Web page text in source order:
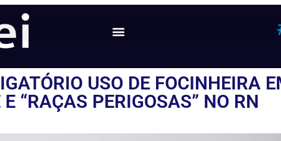
USO DE FOCINHEIRA
“RAÇAS PERIGOSAS” NO RN